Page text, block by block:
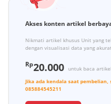
Akses konten artikel
Nikmati artikel khusus Unit yang
dengan visualisasi data yang
Rp20.000
untuk baca artikel
Jika ada kendala saat
085884545211